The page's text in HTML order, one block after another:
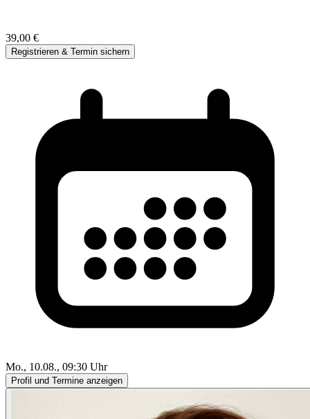
39,00 €
Registrieren & Termin sichern
Mo., 10.08., 09:30 Uhr
Profil und Termine anzeigen